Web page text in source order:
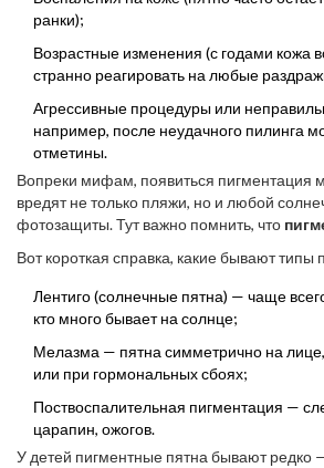
ранки);
Возрастные изменения (с годами кожа
странно реагировать на любые
Агрессивные процедуры или
например, после неудачного пилинга
отметины.
Вопреки мифам, появиться пигментация
вредят не только пляжи, но и любой
фотозащиты. Тут важно помнить, что
и только на старых фотографиях замечает
лице или руках.
Вот короткая справка, какие бывают типы
Лентиго (солнечные пятна) — чаще
кто много бывает на солнце;
Мелазма — пятна симметрично на
или при гормональных сбоях;
Поствоспалительная пигментация —
царапин, ожогов.
У детей пигментные пятна бывают редко